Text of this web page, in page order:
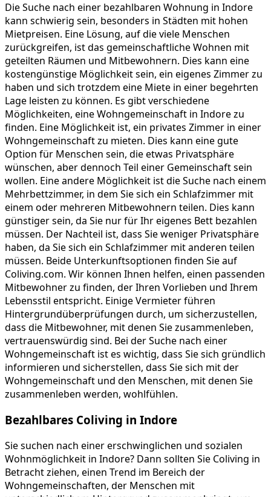
Die Suche nach einer bezahlbaren Wohnung in Indore
kann schwierig sein, besonders in Städten mit hohen
Mietpreisen. Eine Lösung, auf die viele Menschen
zurückgreifen, ist das gemeinschaftliche Wohnen mit
geteilten Räumen und Mitbewohnern. Dies kann eine
kostengünstige Möglichkeit sein, ein eigenes Zimmer zu
haben und sich trotzdem eine Miete in einer begehrten
Lage leisten zu können. Es gibt verschiedene
Möglichkeiten, eine Wohngemeinschaft in Indore zu
finden. Eine Möglichkeit ist, ein privates Zimmer in einer
Wohngemeinschaft zu mieten. Dies kann eine gute
Option für Menschen sein, die etwas Privatsphäre
wünschen, aber dennoch Teil einer Gemeinschaft sein
wollen. Eine andere Möglichkeit ist die Suche nach einem
Mehrbettzimmer, in dem Sie sich ein Schlafzimmer mit
einem oder mehreren Mitbewohnern teilen. Dies kann
günstiger sein, da Sie nur für Ihr eigenes Bett bezahlen
müssen. Der Nachteil ist, dass Sie weniger Privatsphäre
haben, da Sie sich ein Schlafzimmer mit anderen teilen
müssen. Beide Unterkunftsoptionen finden Sie auf
Coliving.com. Wir können Ihnen helfen, einen passenden
Mitbewohner zu finden, der Ihren Vorlieben und Ihrem
Lebensstil entspricht. Einige Vermieter führen
Hintergrundüberprüfungen durch, um sicherzustellen,
dass die Mitbewohner, mit denen Sie zusammenleben,
vertrauenswürdig sind. Bei der Suche nach einer
Wohngemeinschaft ist es wichtig, dass Sie sich gründlich
informieren und sicherstellen, dass Sie sich mit der
Wohngemeinschaft und den Menschen, mit denen Sie
zusammenleben werden, wohlfühlen.
Bezahlbares Coliving in Indore
Sie suchen nach einer erschwinglichen und sozialen
Wohnmöglichkeit in Indore? Dann sollten Sie Coliving in
Betracht ziehen, einen Trend im Bereich der
Wohngemeinschaften, der Menschen mit